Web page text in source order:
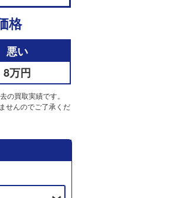
格
悪い
8万円
の買取実績です。
せんのでご了承くだ